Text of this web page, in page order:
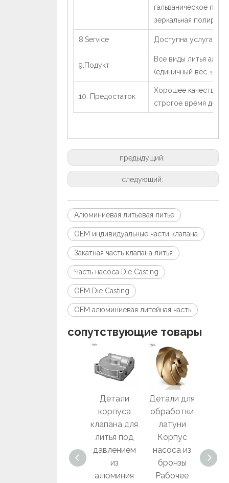
гальваническое
зеркальная
8.Service Доступна услуга
9.Подукт
Все виды литья
(единичный вес ≥0,1
10. Предостаток
Хорошее качество и
строгое время
предыдущий:
следующий:
Алюминиевая литьевая литье
OEM индивидуальные части клапана
Закатная часть клапана литья
Часть насоса Die Casting
OEM Die Casting
OEM алюминиевая литейная часть
сопутствующие товары
насоса для
литья под
Детали
корпуса
клапана для
литья под
давлением
из
алюминия
Детали для
обработки
латуни
Корпус
насоса из
бронзы
Рабочее